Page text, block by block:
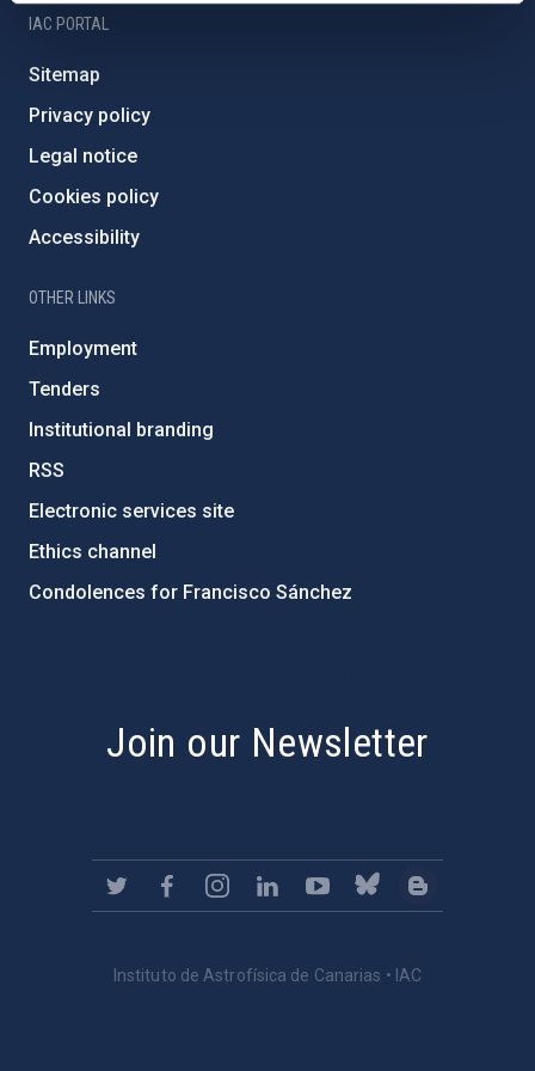
IAC PORTAL
Sitemap
Privacy policy
Legal notice
Cookies policy
Accessibility
OTHER LINKS
Employment
Tenders
Institutional branding
RSS
Electronic services site
Ethics channel
Condolences for Francisco Sánchez
Join our Newsletter
Instituto de Astrofísica de Canarias • IAC